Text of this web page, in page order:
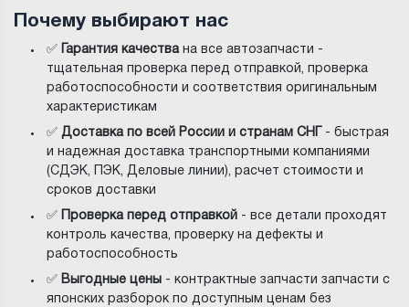
Почему выбирают нас
✅ Гарантия качествана все автозапчасти -
тщательная проверка перед отправкой, проверка
работоспособности и соответствия оригинальным
характеристикам
✅Доставка по всей России и странам СНГ
- быстрая
и надежная доставка транспортными компаниями
(СДЭК, ПЭК, Деловые линии), расчет стоимости и
сроков доставки
✅ Проверка перед отправкой - все детали проходят
контроль качества, проверку на дефекты и
работоспособность
✅ Выгодные цены - контрактные запчасти запчасти с
японских разборок по доступным ценам без